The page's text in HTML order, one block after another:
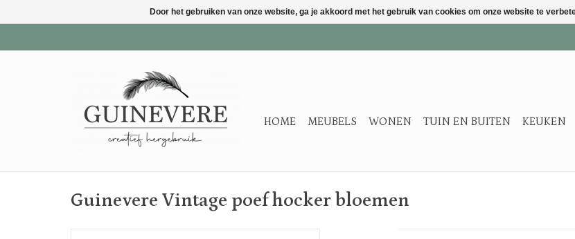
HOME MEUBELS WONEN TUIN EN BUITEN KEUKEN
Guinevere Vintage poef hocker bloemen
Door het gebruiken van onze website, ga je akkoord met het gebruik van cookies om onze website te